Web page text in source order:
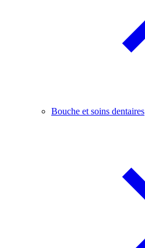
Bouche et soins dentaires